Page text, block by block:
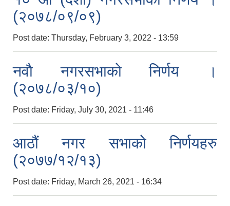
(२०७८/०९/०९)
Post date: Thursday, February 3, 2022 - 13:59
नवाै नगरसभाको निर्णय ।
(२०७८/०३/१०)
Post date: Friday, July 30, 2021 - 11:46
आठौं नगर सभाको निर्णयहरु
(२०७७/१२/१३)
Post date: Friday, March 26, 2021 - 16:34